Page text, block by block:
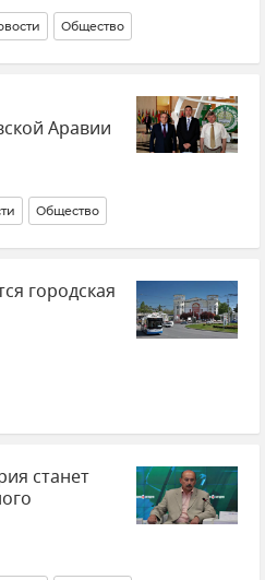
Общество
Аравии
Общество
городская
станет